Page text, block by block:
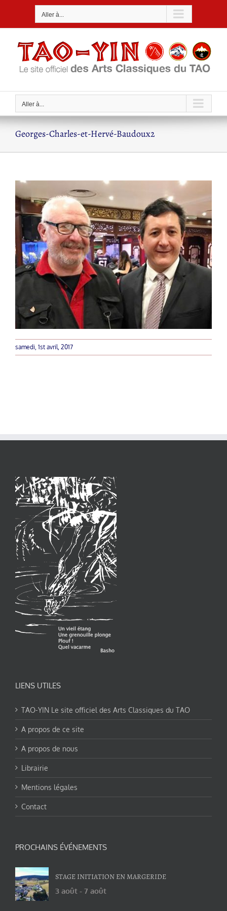
Aller à...
Aller à...
Georges-Charles-et-Hervé-Baudoux2
samedi, 1st avril, 2017
LIENS UTILES
TAO-YIN Le site officiel des Arts Classiques du TAO
A propos de ce site
A propos de nous
Librairie
Mentions légales
Contact
PROCHAINS ÉVÉNEMENTS
STAGE INITIATION EN MARGERIDE
3 août - 7 août